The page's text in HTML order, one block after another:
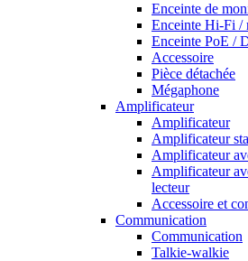
Enceinte de
Enceinte Hi-Fi /
Enceinte PoE /
Accessoire
Pièce détachée
Mégaphone
Amplificateur
Amplificateur
Amplificateur
Amplificateur
Amplificateur
lecteur
Accessoire et
Communication
Communication
Talkie-walkie